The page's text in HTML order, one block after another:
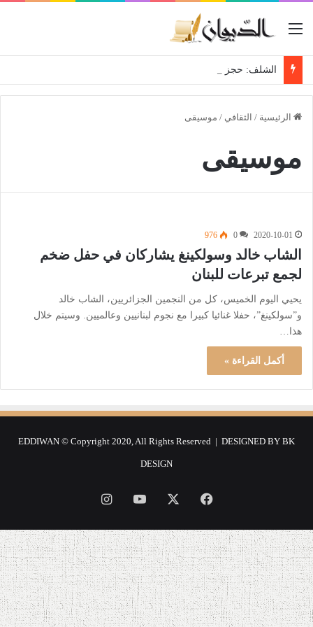
القائمة
الرئيسية / الثقافي / موسيقى
موسيقى
2020-10-01
0
976
الشاب خالد وسولكينغ يشاركان في حفل ضخم
لجمع تبرعات للبنان
يحيي اليوم الخميس، كل من النجمين الجزائريين، الشاب خالد
و”سولكينغ”، حفلا غنائيا كبيرا مع نجوم لبنانيين وعالميين. وسيتم خلال
هذا…
أكمل القراءة »
EDDIWAN © Copyright 2020, All Rights Reserved | DESIGNED BY BK
DESIGN
فيسبوك ‫YouTube